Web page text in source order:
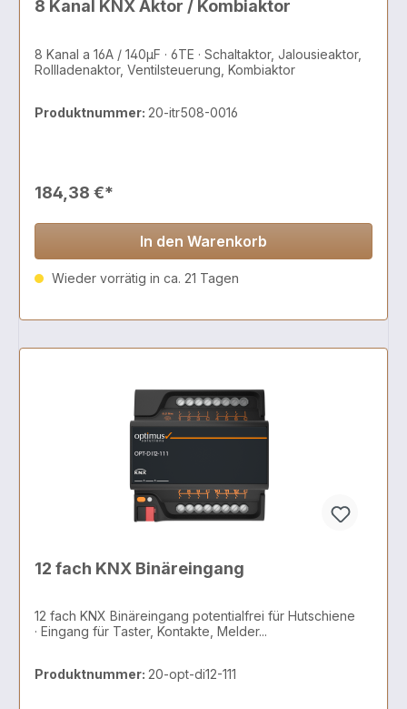
Kanal im Angebot, sowie KNX Dimmer mit 600W und
KNX Dimmer im Angebot. Die Database des KNX Dimmer
mit 5 Kanälen finden Sie im Bereich Downloads des
Artikels. Die Database für den 5 Kanal KNX Dimmer ist
8 Kanal KNX Aktor / Kombiaktor
8 Kanal a 16A / 140µF · 6TE · Schaltaktor, Jalousieaktor,
Rollladenaktor, Ventilsteuerung, Kombiaktor
Produktnummer: 20-itr508-0016
184,38 €*
In den Warenkorb
Wieder vorrätig in ca. 21 Tagen
12 fach KNX Binäreingang
12 fach KNX Binäreingang potentialfrei für Hutschiene
· Eingang für Taster, Kontakte, Melder...
Produktnummer: 20-opt-di12-111